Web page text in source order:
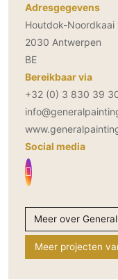
Adresgegevens
Houtdok-Noordkaai
2030 Antwerpen
BE
Bereikbaar via
+32 (0) 3 830 39
Social media
Meer over
Meer projecten